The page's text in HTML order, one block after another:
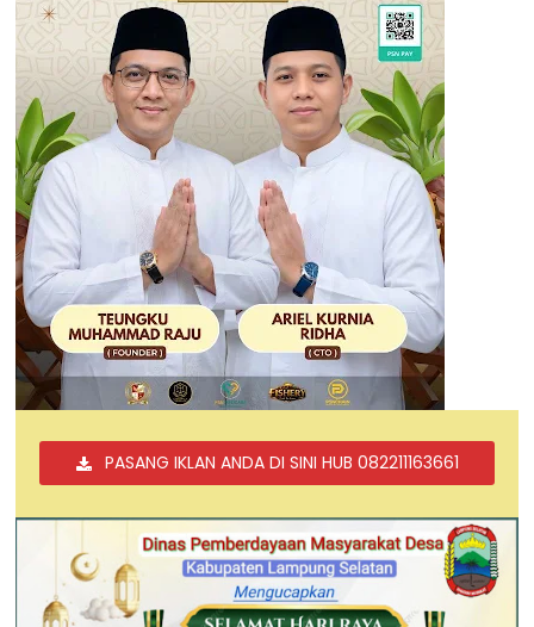
PASANG IKLAN ANDA DI SINI HUB 082211163661